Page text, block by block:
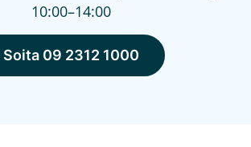
10:00–14:00
Soita 09 2312 1000